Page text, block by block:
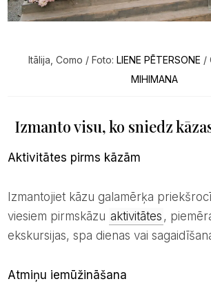
Itālija, Como / Foto: LIENE PĒTERSONE /
MIHIMANA
Izmanto visu, ko sniedz
Aktivitātes pirms kāzām
Izmantojiet kāzu galamērķa priekšrocības, organizējot
viesiem pirmskāzu aktivitātes ,
ekskursijas, spa dienas vai
Atmiņu iemūžināšana